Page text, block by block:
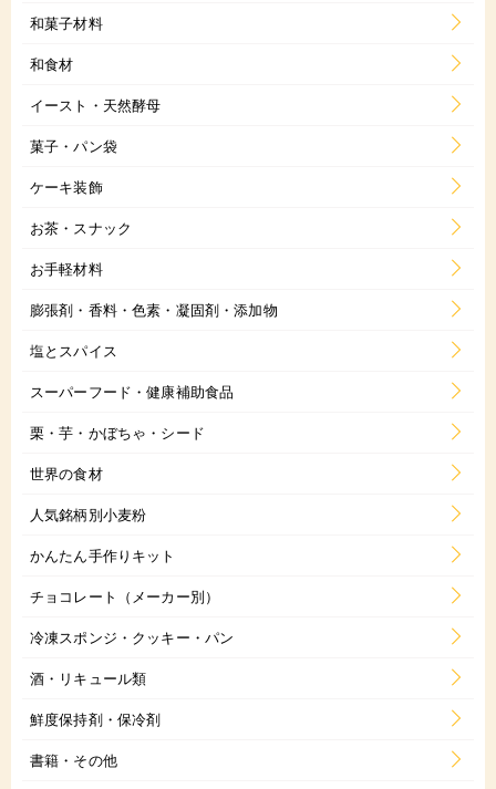
和菓子材料
和食材
イースト・天然酵母
菓子・パン袋
ケーキ装飾
お茶・スナック
お手軽材料
膨張剤・香料・色素・凝固剤・添加物
塩とスパイス
スーパーフード・健康補助食品
栗・芋・かぼちゃ・シード
世界の食材
人気銘柄別小麦粉
かんたん手作りキット
チョコレート（メーカー別）
冷凍スポンジ・クッキー・パン
酒・リキュール類
鮮度保持剤・保冷剤
書籍・その他